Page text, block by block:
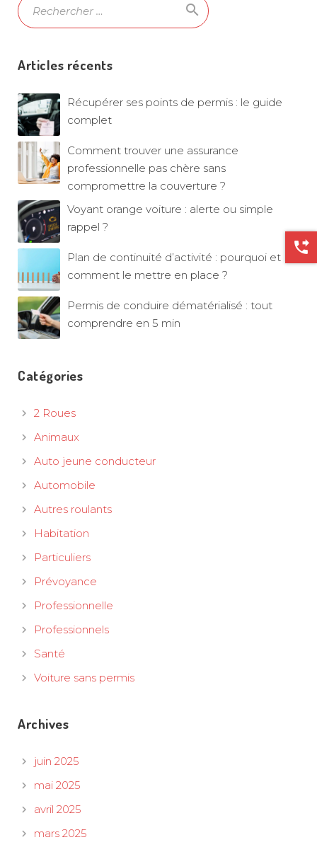
search
Ok
Articles récents
Récupérer ses points de permis : le guide
complet
Comment trouver une assurance
professionnelle pas chère sans
compromettre la couverture ?
Voyant orange voiture : alerte ou simple
rappel ?
Plan de continuité d’activité : pourquoi et
comment le mettre en place ?
Permis de conduire dématérialisé : tout
comprendre en 5 min
Catégories
2 Roues
Animaux
Auto jeune conducteur
Automobile
Autres roulants
Habitation
Particuliers
Prévoyance
Professionnelle
Professionnels
Santé
Voiture sans permis
Archives
juin 2025
mai 2025
avril 2025
mars 2025
phone_forwarded